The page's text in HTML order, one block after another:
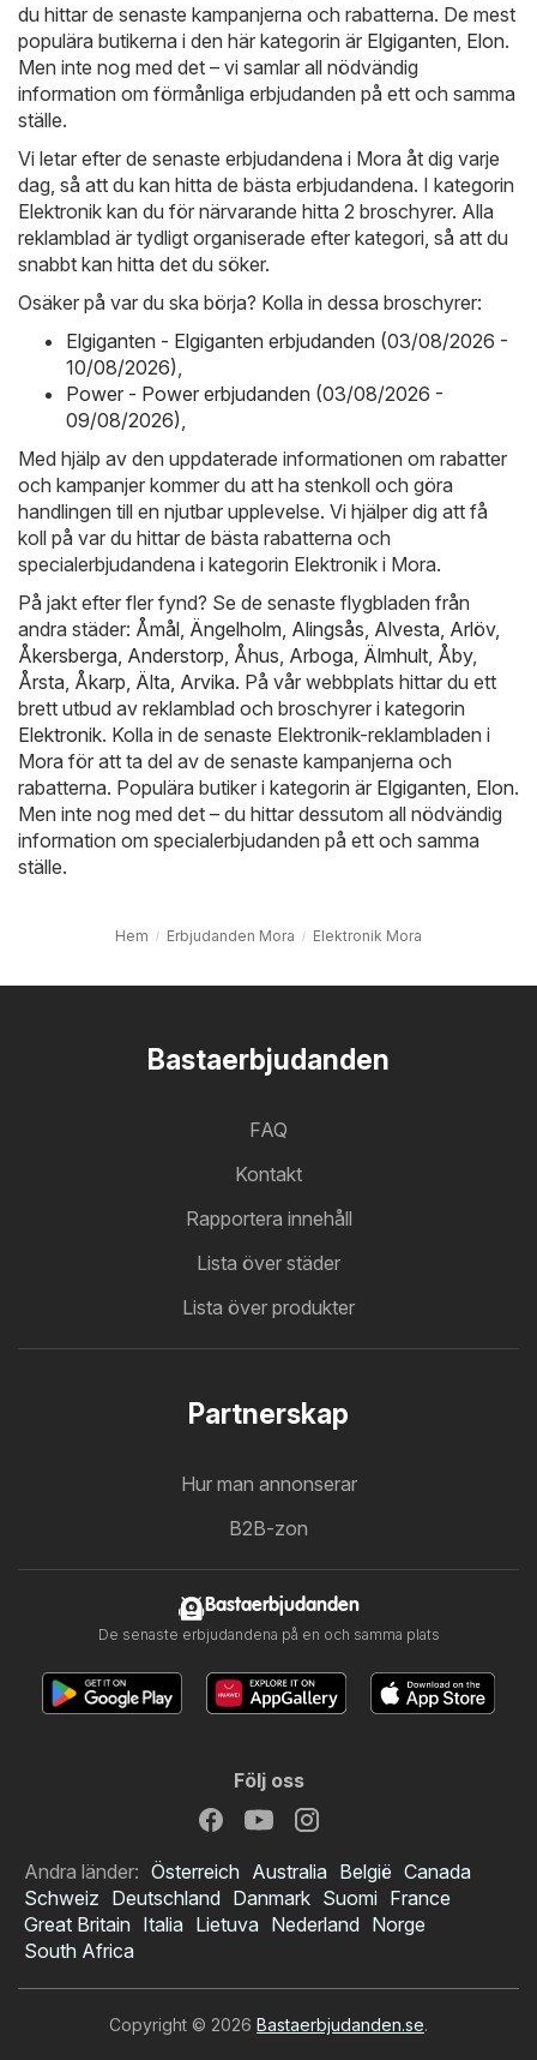
du hittar de senaste kampanjerna och rabatterna. De mest
populära butikerna i den här kategorin är Elgiganten Elon.
Men inte nog med det – vi samlar all nödvändig
information om förmånliga erbjudanden på ett och samma
ställe.
Vi letar efter de senaste erbjudandena i Mora åt dig varje
dag, så att du kan hitta de bästa erbjudandena. I kategorin
Elektronik kan du för närvarande hitta 2 broschyrer. Alla
reklamblad är tydligt organiserade efter kategori, så att du
snabbt kan hitta det du söker.
Osäker på var du ska börja? Kolla in dessa broschyrer:
Elgiganten - Elgiganten erbjudanden (03/08/2026 -
10/08/2026)
Power - Power erbjudanden (03/08/2026 -
09/08/2026)
Med hjälp av den uppdaterade informationen om rabatter
och kampanjer kommer du att ha stenkoll och göra
handlingen till en njutbar upplevelse. Vi hjälper dig att få
koll på var du hittar de bästa rabatterna och
specialerbjudandena i kategorin Elektronik i Mora.
På jakt efter fler fynd? Se de senaste flygbladen från
andra städer: Åmål Ängelholm Alingsås Alvesta Arlöv,
Åkersberga Anderstorp Åhus Arboga Älmhult Åby,
Årsta Åkarp Älta Arvika. På vår webbplats hittar du ett
brett utbud av reklamblad och broschyrer i kategorin
Elektronik. Kolla in de senaste Elektronik-reklambladen i
Mora för att ta del av de senaste kampanjerna och
rabatterna. Populära butiker i kategorin är Elgiganten Elon.
Men inte nog med det – du hittar dessutom all nödvändig
information om specialerbjudanden på ett och samma
ställe.
Hem Erbjudanden Mora Elektronik Mora
Bastaerbjudanden
FAQ
Kontakt
Rapportera innehåll
Lista över städer
Lista över produkter
Partnerskap
Hur man annonserar
B2B-zon
Bastaerbjudanden
De senaste erbjudandena på en och samma plats
Följ oss
Andra länder: Österreich Australia België Canada
Schweiz Deutschland Danmark Suomi France
Great Britain Italia Lietuva Nederland Norge
South Africa
Copyright © 2026 Bastaerbjudanden.se.